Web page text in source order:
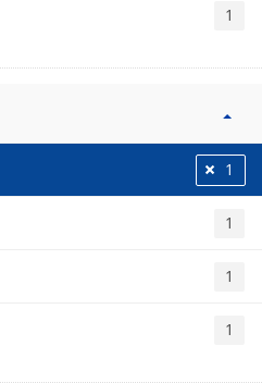
1
1
1
1
1